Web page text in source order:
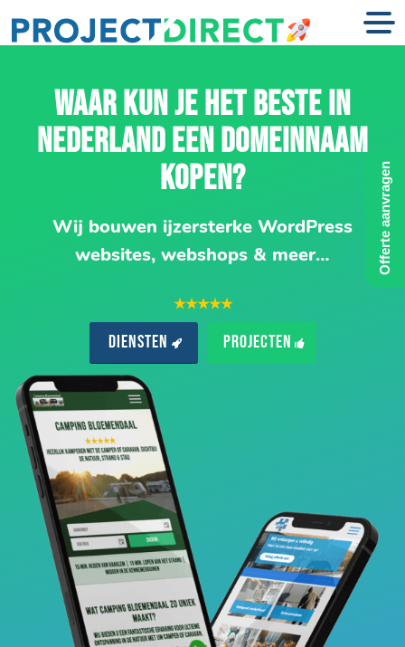
WAAR KUN JE HET BESTE IN
NEDERLAND EEN DOMEINNAAM
KOPEN?
Wij bouwen ijzersterke WordPress
websites, webshops & meer…
★★★★★
Diensten Projecten
Offerte aanvragen